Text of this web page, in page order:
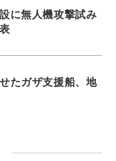
に無人機攻撃試み
たガザ支援船、地